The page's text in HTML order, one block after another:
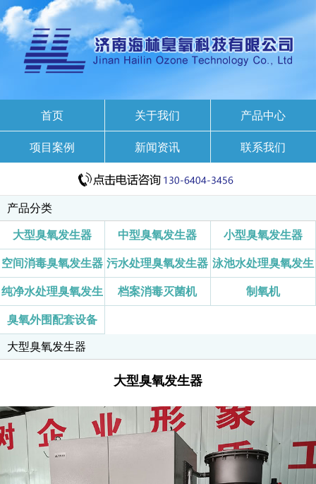
首页 关于我们 产品中心
项目案例 新闻资讯 联系我们
产品分类
大型臭氧发生器 中型臭氧发生器 小型臭氧发生器
空间消毒臭氧发生器 污水处理臭氧发生器 泳池水处理臭氧发生
器
纯净水处理臭氧发生
器
档案消毒灭菌机 制氧机
臭氧外围配套设备
大型臭氧发生器
大型臭氧发生器